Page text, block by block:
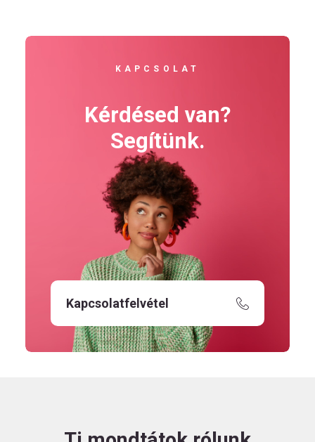
KAPCSOLAT
Kérdésed van?
Segítünk.
Kapcsolatfelvétel